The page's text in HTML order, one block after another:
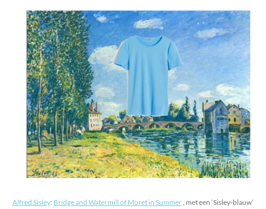
Alfred Sisley: Bridge and Watermill of Moret in Summer , met een ‘Sisley-blauw’